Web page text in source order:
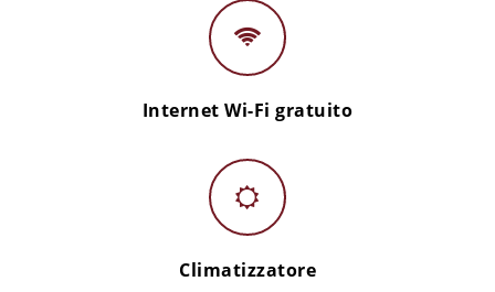
Internet Wi-Fi gratuito
Climatizzatore